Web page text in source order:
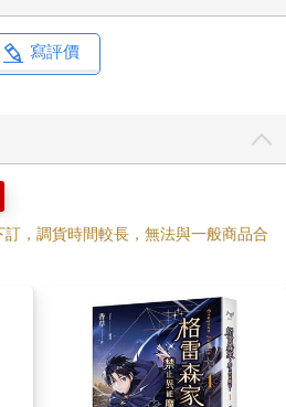
寫評價
，調貨時間較長，無法與一般商品合